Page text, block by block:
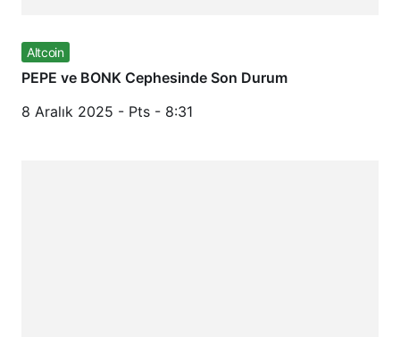
Altcoin
PEPE ve BONK Cephesinde Son Durum
8 Aralık 2025 - Pts - 8:31